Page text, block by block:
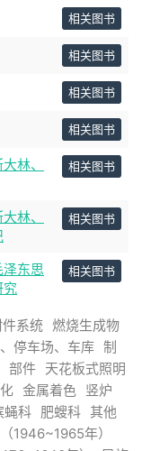
相关图书
相关图书
相关图书
相关图书
林、
相关图书
林、
相关图书
东思
究
相关图书
系统 燃烧生成物
停车场、车库 制
部件 天花板式照明
金属着色 竖炉
蝇科 肥螋科 其他
1946~1965年）